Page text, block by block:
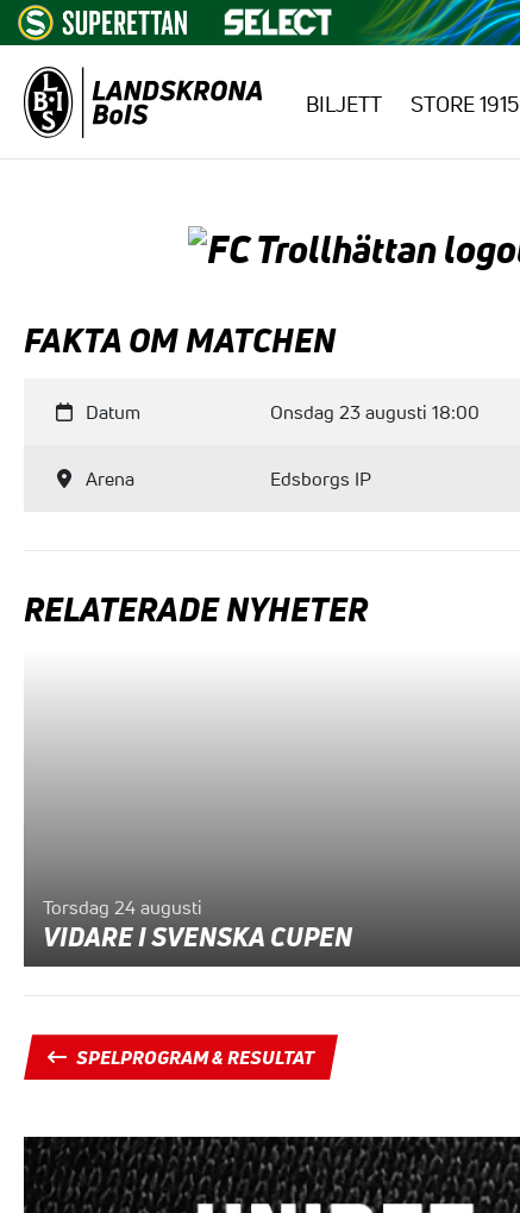
BILJETT STORE 1915
FAKTA OM MATCHEN
Datum Onsdag 23 augusti 18:00
Arena Edsborgs IP
RELATERADE NYHETER
Torsdag 24 augusti
VIDARE I SVENSKA CUPEN
SPELPROGRAM & RESULTAT